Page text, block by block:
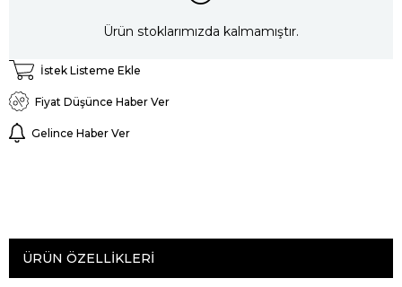
Ürün stoklarımızda kalmamıştır.
İstek Listeme Ekle
Fiyat Düşünce Haber Ver
Gelince Haber Ver
ÜRÜN ÖZELLIKLERI